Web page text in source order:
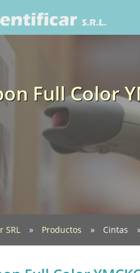
Full Color
SRL Productos Cintas